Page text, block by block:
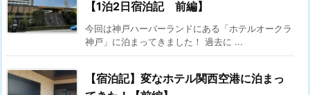
【1泊2日宿泊記 前編】
今回は神戸ハーバーランドにある「ホテルオークラ
神戸」に泊まってきました！ 過去に ...
【宿泊記】変なホテル関西空港に泊まっ